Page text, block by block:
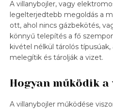
A villanybojler, vagy
legelterjedtebb megoldás a
ott, ahol nincs gázbekötés,
könnyű telepítés a fő
kivétel nélkül tárolós
melegítik és tárolják a vizet.
Hogyan működik
A villanybojler működése